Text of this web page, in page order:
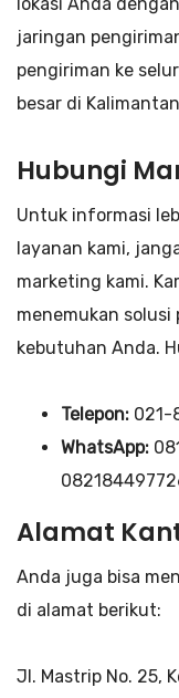
jaringan
pengiriman ke
besar di
Hubungi
Untuk informasi
layanan kami,
marketing kami.
menemukan
kebutuhan Anda.
Telepon: 021-
WhatsApp:
Alamat
Anda juga bisa
di alamat berikut:
Jl. Mastrip No. 25,